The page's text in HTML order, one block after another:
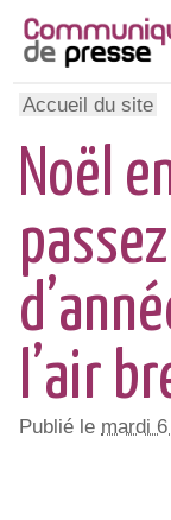
Accueil du site
Noël
l’air
Publié le mardi